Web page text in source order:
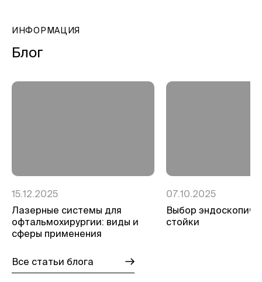
ИНФОРМАЦИЯ
Блог
15.12.2025
Лазерные системы для
офтальмохирургии: виды и
сферы применения
07.10.2025
Выбор
стойки
Все статьи блога